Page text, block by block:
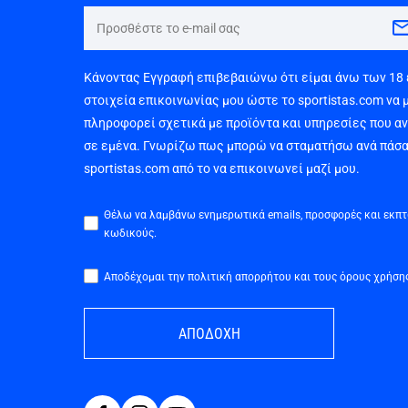
Κάνοντας Εγγραφή επιβεβαιώνω ότι είμαι άνω των
στοιχεία επικοινωνίας μου ώστε το sportistas.com να
πληροφορεί σχετικά με προϊόντα και υπηρεσίες που
σε εμένα. Γνωρίζω πως μπορώ να σταματήσω ανά πάσα
sportistas.com από το να επικοινωνεί μαζί μου.
Θέλω να λαμβάνω ενημερωτικά emails, προσφορές και
κωδικούς.
Αποδέχομαι την πολιτική απορρήτου και τους όρους
ΑΠΟΔΟΧΗ